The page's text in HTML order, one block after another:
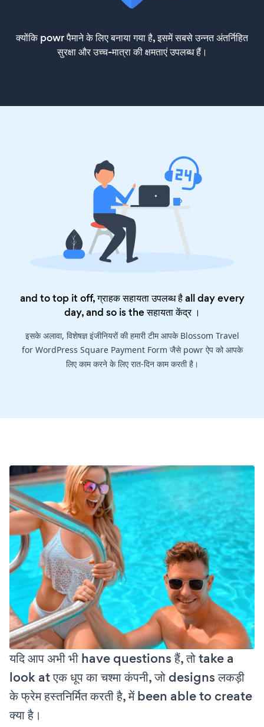
क्योंकि powr पैमाने के लिए बनाया गया है, इसमें सबसे उन्नत अंतर्निहित
सुरक्षा और उच्च-मात्रा की क्षमताएं उपलब्ध हैं।
and to top it off, ग्राहक सहायता उपलब्ध है all day every
day, and so is theसहायता केंद्र।
इसके अलावा, विशेषज्ञ इंजीनियरों की हमारी टीम आपके Blossom Travel
for WordPress Square Payment Form जैसे powr ऐप को आपके
लिए काम करने के लिए रात-दिन काम करती है।
यदि आप अभी भी have questions हैं, तो take a
look at एक धूप का चश्मा कंपनी, जो designs लकड़ी
के फ्रेम हस्तनिर्मित करती है, में been able to create
क्या है।